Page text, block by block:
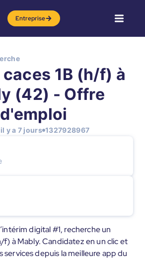
Entreprise
1B (h/f) à
(42) - Offre
d'emploi
y a 7 jours 1327928967
digital #1, recherche un
f) à Mably. Candidatez en un clic et
services depuis la meilleure app du